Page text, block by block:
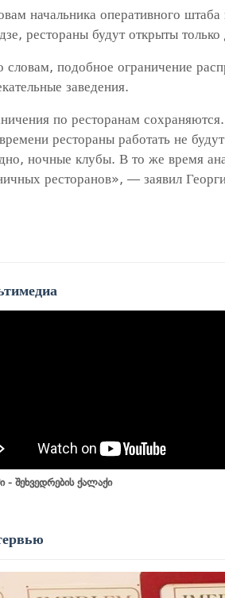
начальника оперативного
рестораны будут открыты
словам, подобное ограничение
заведения.
по ресторанам
рестораны работать не
ночные клубы. В то же время
ресторанов», — заявил
- შეხვედრების ქალაქი